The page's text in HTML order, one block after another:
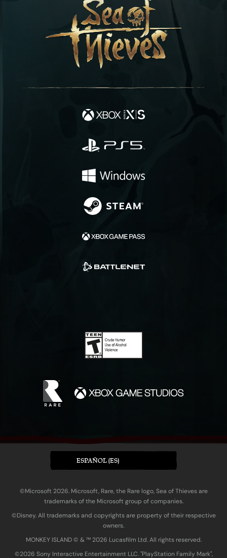
ESPAÑOL (ES)
©Microsoft 2026. Microsoft, Rare, the Rare logo, Sea of Thieves are
trademarks of the Microsoft group of companies.
©Disney. All trademarks and copyrights are property of their respective
owners.
MONKEY ISLAND © & ™ 20‍26 Lucasfilm Ltd. All rights reserved.
©2026 Sony Interactive Entertainment LLC. "PlayStation Family Mark",